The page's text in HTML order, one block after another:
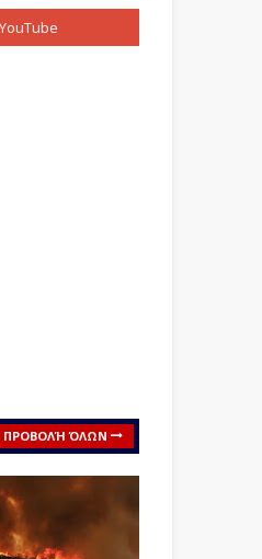
ΠΡΟΒΟΛΉ ΌΛΩΝ